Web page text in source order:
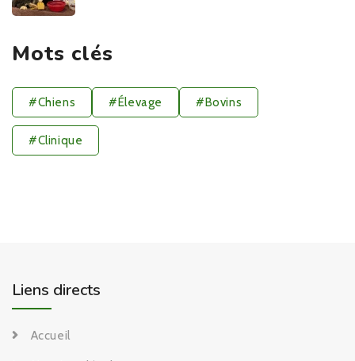
Mots clés
#Chiens #Élevage #Bovins
#Clinique
Liens directs
Accueil